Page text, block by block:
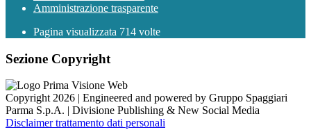
Amministrazione trasparente
Pagina visualizzata 714 volte
Sezione Copyright
Copyright 2026 | Engineered and powered by Gruppo Spaggiari
Parma S.p.A. | Divisione Publishing & New Social Media
Disclaimer trattamento dati personali